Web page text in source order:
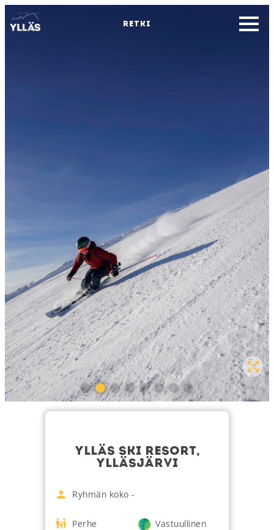
RETKI
YLLÄS SKI RESORT,
YLLÄSJÄRVI
Ryhmän koko -
Perhe Vastuullinen